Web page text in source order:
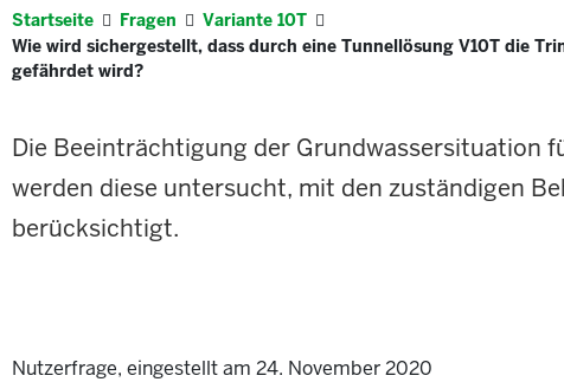
Startseite Fragen
Variante 10T
Wie wird sichergestellt, dass durch eine Tunnellösung V10T die
gefährdet wird?
Die Beeinträchtigung der Grundwassersituation
werden diese untersucht, mit den zuständigen
berücksichtigt.
Nutzerfrage, eingestellt am 24. November 2020